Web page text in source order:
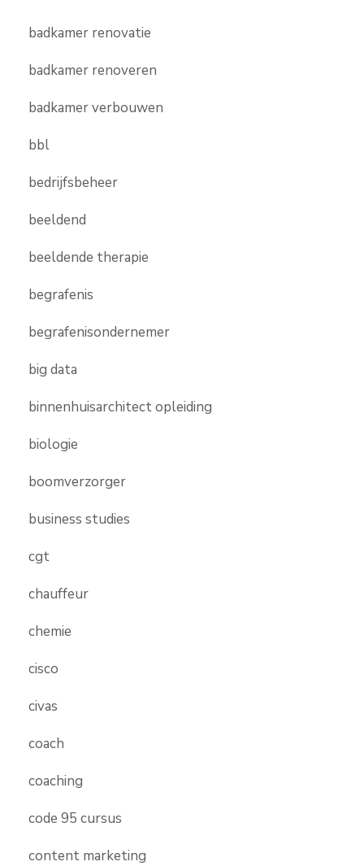
badkamer renovatie
badkamer renoveren
badkamer verbouwen
bbl
bedrijfsbeheer
beeldend
beeldende therapie
begrafenis
begrafenisondernemer
big data
binnenhuisarchitect opleiding
biologie
boomverzorger
business studies
cgt
chauffeur
chemie
cisco
civas
coach
coaching
code 95 cursus
content marketing